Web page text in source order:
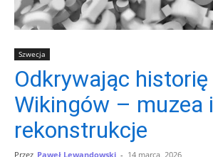
Szwecja
Odkrywając historię
Wikingów – muzea i
rekonstrukcje
Przez Paweł Lewandowski - 14 marca, 2026